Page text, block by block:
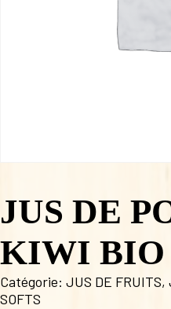
JUS DE
KIWI BIO
Catégorie: JUS DE FRUITS,
SOFTS